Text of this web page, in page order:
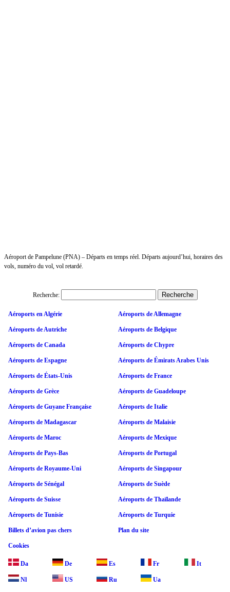
Aéroport de Pampelune (PNA) – Départs en temps réel. Départs aujourd’hui, horaires des
vols, numéro du vol, vol retardé.
Recherche:
Aéroports en Algérie Aéroports de Allemagne
Aéroports de Autriche Aéroports de Belgique
Aéroports de Canada Aéroports de Chypre
Aéroports de Espagne Aéroports de Émirats Arabes Unis
Aéroports de États-Unis Aéroports de France
Aéroports de Grèce Aéroports de Guadeloupe
Aéroports de Guyane Française Aéroports de Italie
Aéroports de Madagascar Aéroports de Malaisie
Aéroports de Maroc Aéroports de Mexique
Aéroports de Pays-Bas Aéroports de Portugal
Aéroports de Royaume-Uni Aéroports de Singapour
Aéroports de Sénégal Aéroports de Suède
Aéroports de Suisse Aéroports de Thaïlande
Aéroports de Tunisie Aéroports de Turquie
Billets d’avion pas chers Plan du site
Cookies
Da De Es Fr It
Nl US Ru Ua